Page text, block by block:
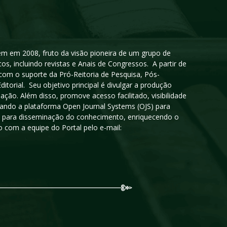
em 2008, fruto da visão pioneira de um grupo de
incluindo revistas e Anais de Congressos. A partir de
o suporte da Pró-Reitoria de Pesquisa, Pós-
Seu objetivo principal é divulgar a produção
Além disso, promove acesso facilitado, visibilidade
a plataforma Open Journal Systems (OJS) para
disseminação do conhecimento, enriquecendo o
a equipe do Portal pelo e-mail: